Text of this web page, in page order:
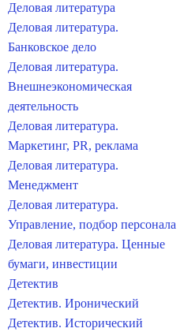
Деловая литература
Деловая литература.
Банковское дело
Деловая литература.
Внешнеэкономическая
деятельность
Деловая литература.
Маркетинг, PR, реклама
Деловая литература.
Менеджмент
Деловая литература.
Управление, подбор персонала
Деловая литература. Ценные
бумаги, инвестиции
Детектив
Детектив. Иронический
Детектив. Исторический